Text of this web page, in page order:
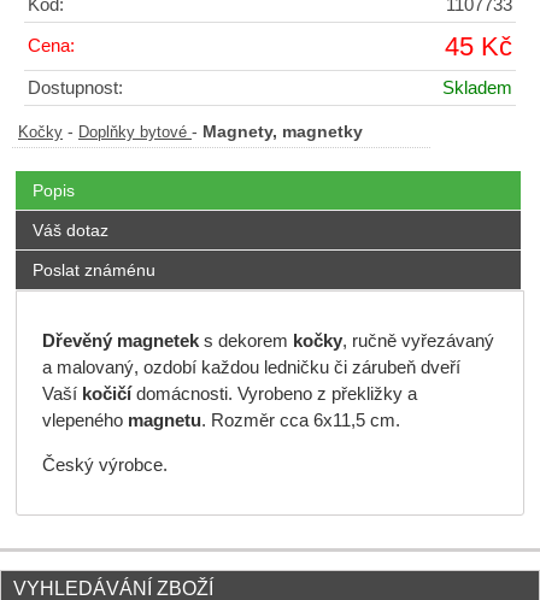
Kód: 1107733
Cena: 45 Kč
Dostupnost: Skladem
Kočky - Doplňky bytové - Magnety, magnetky
Popis
Váš dotaz
Poslat známénu
Dřevěný magneteks dekorem kočky, ručně vyřezávaný
a malovaný, ozdobí každou ledničku či zárubeň dveří
Vaší kočičídomácnosti. Vyrobeno z překližky a
vlepeného magnetu. Rozměr cca 6x11,5 cm.
Český výrobce.
VYHLEDÁVÁNÍ ZBOŽÍ